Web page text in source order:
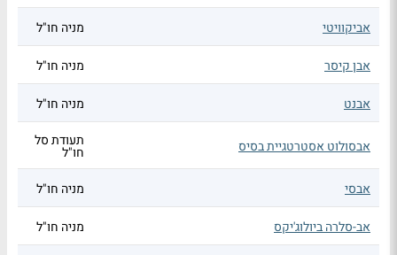
אביקוויטי מניה חו"ל
אבן קיסר מניה חו"ל
אבנט מניה חו"ל
אבסולוט אסטרטגיית בסיס תעודת סל
חו"ל
אבסי
מניה חו"ל
אב-סלרה ביולוג'יקס מניה חו"ל